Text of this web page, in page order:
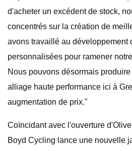
d'acheter un excédent de stock,
concentrés sur la création de
avons travaillé au développement
personnalisées pour ramener
Nous pouvons désormais
alliage haute performance ici à
augmentation de prix."
Coïncidant avec l'ouverture
Boyd Cycling lance une nouvelle